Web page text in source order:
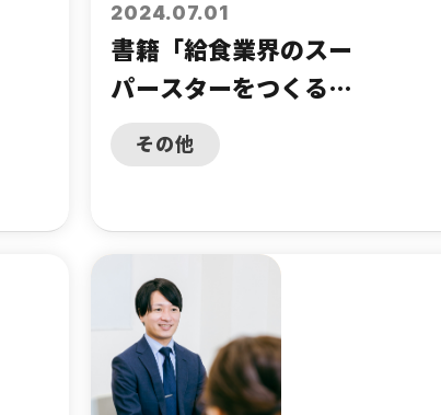
2024.07.01
書籍「給食業界のスー
パースターをつくる」
を出版して給食業界を
盛り上げます！
その他